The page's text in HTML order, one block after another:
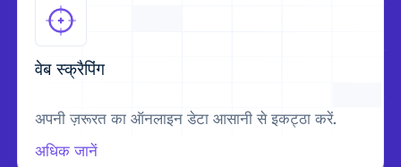
वेब स्क्रैपिंग
अपनी ज़रूरत का ऑनलाइन डेटा आसानी से इकट्ठा करें.
अधिक जानें